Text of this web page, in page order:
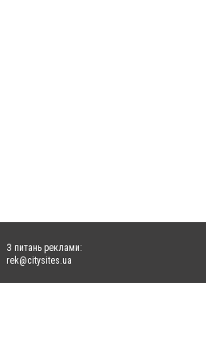
З питань реклами:
rek@citysites.ua